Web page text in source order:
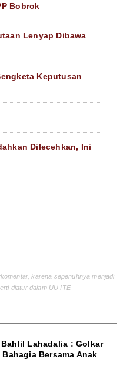
Bobrok
Lenyap Dibawa
Keputusan
Dilecehkan, Ini
karena sepenuhnya menjadi
diatur dalam UU ITE
Lahadalia : Golkar
Bersama Anak